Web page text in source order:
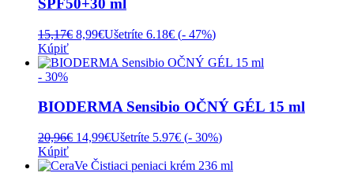
SPF50+30 ml
15,17€ Pôvodná
bola:
8,99€Aktuálna
je:
Ušetríte 6.18€ (- 47%)
Kúpiť
- 30%
BIODERMA Sensibio OČNÝ GÉL 15 ml
20,96€ Pôvodná
bola:
14,99€Aktuálna
je:
Ušetríte 5.97€ (- 30%)
Kúpiť